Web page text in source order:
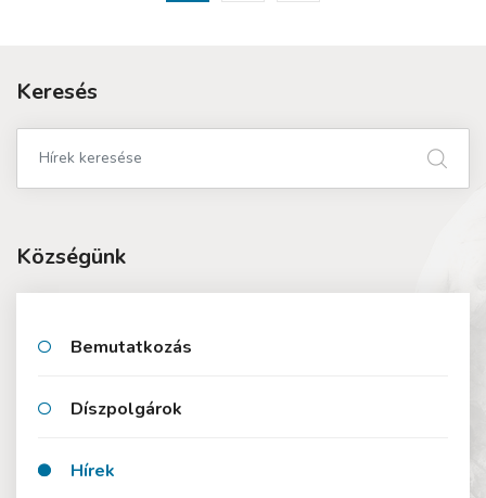
Keresés
Községünk
Bemutatkozás
Díszpolgárok
Hírek